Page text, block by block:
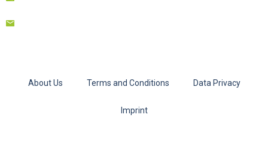
About Us Terms and Conditions Data Privacy
Imprint